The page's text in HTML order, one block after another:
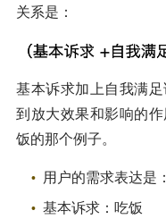
关系是：
基本诉求加上自我满
到放大效果和影响的
饭的那个例子。
用户的需求表达是
基本诉求：吃饭